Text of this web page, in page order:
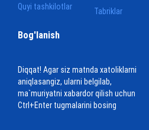
Tabriklar
Quyi tashkilotlar
Bog'lanish
Diqqat! Agar siz matnda xatoliklarni
aniqlasangiz, ularni belgilab,
ma`muriyatni xabardor qilish uchun
Ctrl+Enter tugmalarini bosing